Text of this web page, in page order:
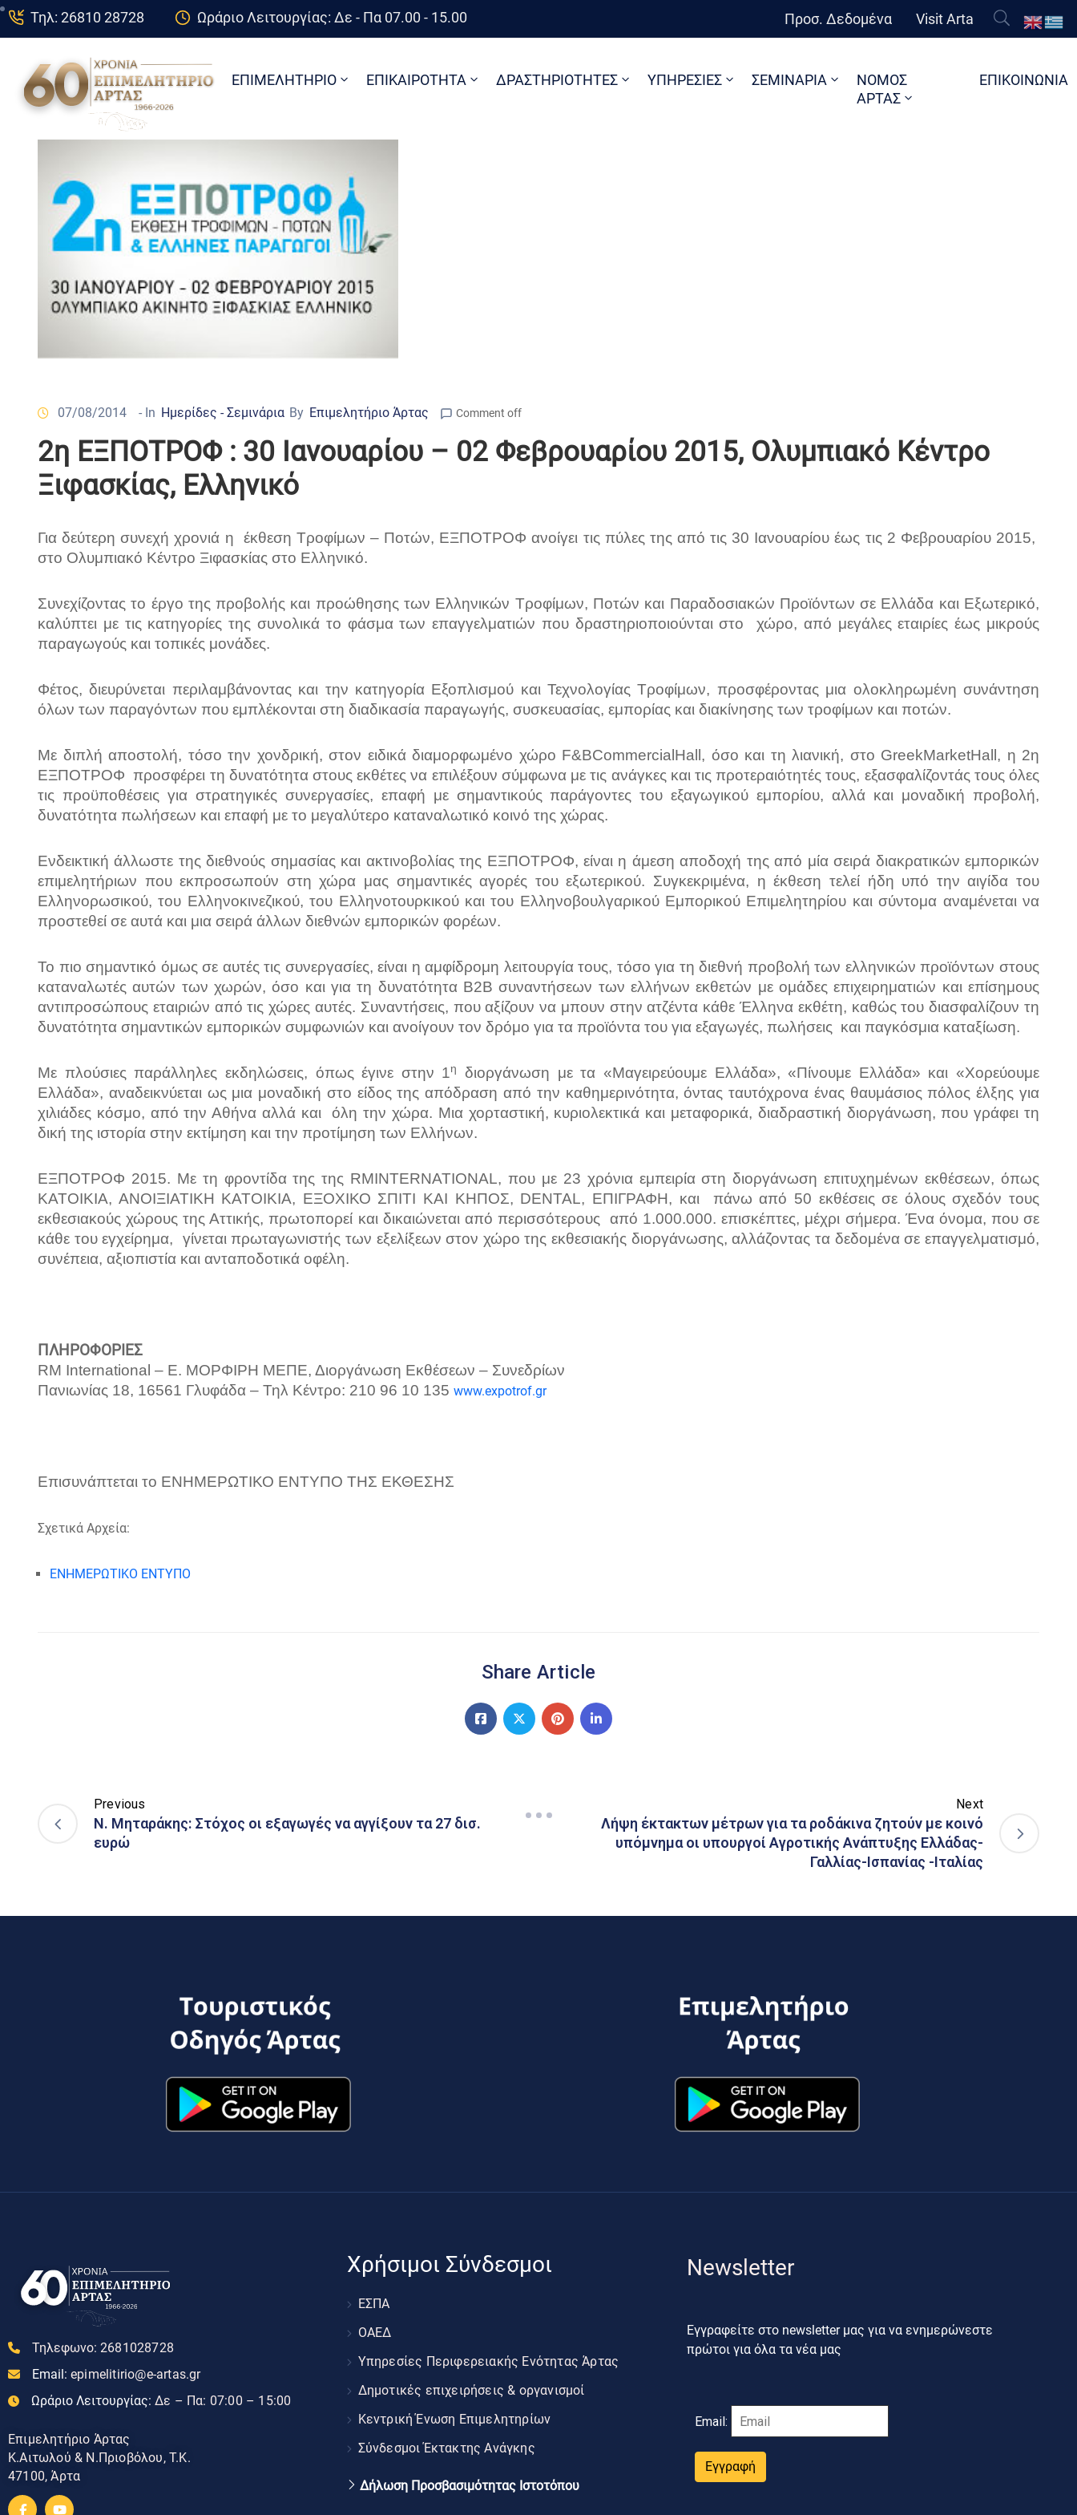
Τηλ: 26810 28728 Ωράριο Λειτουργίας: Δε - Πα 07.00 - 15.00 Προσ. Δεδομένα Visit Arta
ΕΠΙΜΕΛΗΤΗΡΙΟ ΕΠΙΚΑΙΡΟΤΗΤΑ ΔΡΑΣΤΗΡΙΟΤΗΤΕΣ ΥΠΗΡΕΣΙΕΣ ΣΕΜΙΝΑΡΙΑ
ΝΟΜΟΣ
ΑΡΤΑΣ
ΕΠΙΚΟΙΝΩΝΙΑ
07/08/2014 - In Ημερίδες - Σεμινάρια By Επιμελητήριο Άρτας Comment off
2η EΞΠΟΤΡΟΦ : 30 Ιανουαρίου – 02 Φεβρουαρίου 2015, Ολυμπιακό Κέντρο
Ξιφασκίας, Ελληνικό
Για δεύτερη συνεχή χρονιά η
έκθεση Τροφίμων – Ποτών, ΕΞΠΟΤΡΟΦ ανοίγει τις πύλες της από τις 30 Ιανουαρίου έως τις 2 Φεβρουαρίου 2015,
στο Ολυμπιακό Κέντρο Ξιφασκίας στο Ελληνικό.
Συνεχίζοντας το έργο της προβολής και προώθησης των Eλληνικών Τροφίμων, Ποτών και Παραδοσιακών Προϊόντων σε Ελλάδα και Εξωτερικό,
καλύπτει με τις κατηγορίες της συνολικά το φάσμα των επαγγελματιών που δραστηριοποιούνται στο χώρο, από μεγάλες εταιρίες έως μικρούς
παραγωγούς και τοπικές μονάδες.
Φέτος, διευρύνεται περιλαμβάνοντας και την κατηγορία Εξοπλισμού και Τεχνολογίας Τροφίμων, προσφέροντας μια ολοκληρωμένη συνάντηση
όλων των παραγόντων που εμπλέκονται στη διαδικασία παραγωγής, συσκευασίας, εμπορίας και διακίνησης των τροφίμων και ποτών.
Με διπλή αποστολή, τόσο την χονδρική, στον ειδικά διαμορφωμένο χώρο F&BCommercial Hall , όσο και τη λιανική, στο GreekMarketHall , η 2η
EΞΠΟΤΡΟΦ προσφέρει τη δυνατότητα στους εκθέτες να επιλέξουν σύμφωνα με τις ανάγκες και τις προτεραιότητές τους, εξασφαλίζοντάς τους όλες
τις προϋποθέσεις για στρατηγικές συνεργασίες, επαφή με σημαντικούς παράγοντες του εξαγωγικού εμπορίου, αλλά και μοναδική προβολή,
δυνατότητα πωλήσεων και επαφή με το μεγαλύτερο καταναλωτικό κοινό της χώρας.
Ενδεικτική άλλωστε της διεθνoύς σημασίας και ακτινοβολίας της ΕΞΠΟΤΡΟΦ, είναι η άμεση αποδοχή της από μία σειρά διακρατικών εμπορικών
επιμελητήριων που εκπροσωπούν στη χώρα μας σημαντικές αγορές του εξωτερικού. Συγκεκριμένα, η έκθεση τελεί ήδη υπό την αιγίδα του
Ελληνορωσικού, του Ελληνοκινεζικού, του Ελληνοτουρκικού και του Ελληνοβουλγαρικού Εμπορικού Επιμελητηρίου και σύντομα αναμένεται να
προστεθεί σε αυτά και μια σειρά άλλων διεθνών εμπορικών φορέων.
Το πιο σημαντικό όμως σε αυτές τις συνεργασίες, είναι η αμφίδρομη λειτουργία τους, τόσο για τη διεθνή προβολή των ελληνικών προϊόντων στους
καταναλωτές αυτών των χωρών, όσο και για τη δυνατότητα Β2Β συναντήσεων των ελλήνων εκθετών με ομάδες επιχειρηματιών και επίσημους
αντιπροσώπους εταιριών από τις χώρες αυτές. Συναντήσεις, που αξίζουν να μπουν στην ατζέντα κάθε Έλληνα εκθέτη, καθώς του διασφαλίζουν τη
δυνατότητα σημαντικών εμπορικών συμφωνιών και ανοίγουν τον δρόμο για τα προϊόντα του για εξαγωγές, πωλήσεις και παγκόσμια καταξίωση.
Με πλούσιες παράλληλες εκδηλώσεις, όπως έγινε στην 1η
διοργάνωση με τα «Μαγειρεύουμε Ελλάδα», «Πίνουμε Ελλάδα» και «Χορεύουμε
Ελλάδα», αναδεικνύεται ως μια μοναδική στο είδος της απόδραση από την καθημερινότητα, όντας ταυτόχρονα ένας θαυμάσιος πόλος έλξης για
χιλιάδες κόσμο, από την Αθήνα αλλά και όλη την χώρα. Μια χορταστική, κυριολεκτικά και μεταφορικά, διαδραστική διοργάνωση, που γράφει τη
δική της ιστορία στην εκτίμηση και την προτίμηση των Ελλήνων.
ΕΞΠΟΤΡΟΦ 2015. Με τη φροντίδα της της RMINTERNATIONAL, που με 23 χρόνια εμπειρία στη διοργάνωση επιτυχημένων εκθέσεων, όπως
ΚΑΤΟΙΚΙΑ, ΑΝΟΙΞΙΑΤΙΚΗ ΚΑΤΟΙΚΙΑ, ΕΞΟΧΙΚΟ ΣΠΙΤΙ ΚΑΙ ΚΗΠΟΣ, DENTAL, EΠΙΓΡΑΦΗ, και πάνω από 50 εκθέσεις σε όλους σχεδόν τους
εκθεσιακούς χώρους της Αττικής, πρωτοπορεί και δικαιώνεται από περισσότερους από 1.000.000. επισκέπτες, μέχρι σήμερα. Ένα όνομα, που σε
κάθε του εγχείρημα, γίνεται πρωταγωνιστής των εξελίξεων στον χώρο της εκθεσιακής διοργάνωσης, αλλάζοντας τα δεδομένα σε επαγγελματισμό,
συνέπεια, αξιοπιστία και ανταποδοτικά οφέλη.
ΠΛΗΡΟΦΟΡΙΕΣ
RM International – Ε. ΜΟΡΦΙΡΗ ΜΕΠΕ, Διοργάνωση Εκθέσεων – Συνεδρίων
Πανιωνίας 18, 16561 Γλυφάδα – Τηλ Κέντρο: 210 96 10 135 www.expotrof.gr
Επισυνάπτεται το ΕΝΗΜΕΡΩΤΙΚΟ ΕΝΤΥΠΟ ΤΗΣ ΕΚΘΕΣΗΣ
Σχετικά Αρχεία:
ΕΝΗΜΕΡΩΤΙΚΟ ΕΝΤΥΠΟ
Share Article
Previous
Ν. Μηταράκης: Στόχος οι εξαγωγές να αγγίξουν τα 27 δισ.
ευρώ
Next
Λήψη έκτακτων μέτρων για τα ροδάκινα ζητούν με κοινό
υπόμνημα οι υπουργοί Αγροτικής Ανάπτυξης Ελλάδας-
Γαλλίας-Ισπανίας -Ιταλίας
Τηλεφωνο: 2681028728
Email: epimelitirio@e-artas.gr
Ωράριο Λειτουργίας: Δε – Πα: 07:00 – 15:00
Επιμελητήριο Άρτας
Κ.Αιτωλού & Ν.Πριοβόλου, Τ.Κ.
47100, Άρτα
Χρήσιμοι Σύνδεσμοι
ΕΣΠΑ
ΟΑΕΔ
Υπηρεσίες Περιφερειακής Ενότητας Άρτας
Δημοτικές επιχειρήσεις & οργανισμοί
Κεντρική Ένωση Επιμελητηρίων
Σύνδεσμοι Έκτακτης Ανάγκης
Δήλωση Προσβασιμότητας Ιστοτόπου
Newsletter
Εγγραφείτε στο newsletter μας για να ενημερώνεστε
πρώτοι για όλα τα νέα μας
Email:
Εγγραφή